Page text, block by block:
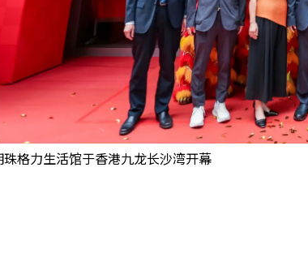
珠格力生活馆于香港九龙长沙湾开幕